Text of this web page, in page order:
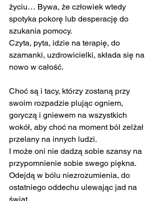
życiu… Bywa, że człowiek wtedy
spotyka pokorę lub desperację do
szukania pomocy.
Czyta, pyta, idzie na terapię, do
szamanki, uzdrowicielki, składa się na
nowo w całość.
Choć są i tacy, którzy zostaną przy
swoim rozpadzie plując ogniem,
goryczą i gniewem na wszystkich
wokół, aby choć na moment ból zelżał
przelany na innych ludzi.
I może oni nie dadzą sobie szansy na
przypomnienie sobie swego piękna.
Odejdą w bólu niezrozumienia, do
ostatniego oddechu ulewając jad na